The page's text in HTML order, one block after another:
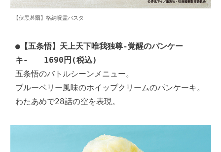
【伏黒甚爾】格納呪霊パスタ
● 【五条悟】天上天下唯我独尊-覚醒のパンケー
キ-　　1690円(税込)
五条悟のバトルシーンメニュー。
ブルーベリー風味のホイップクリームのパンケーキ。
わたあめで28話の空を表現。